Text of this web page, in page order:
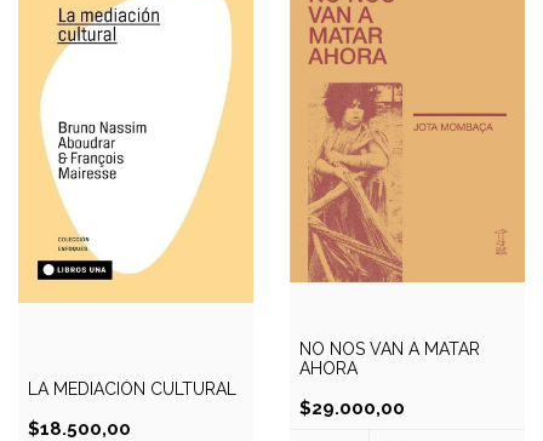
LA MEDIACIÓN CULTURAL
$18.500,00
NO NOS VAN A MATAR
AHORA
$29.000,00